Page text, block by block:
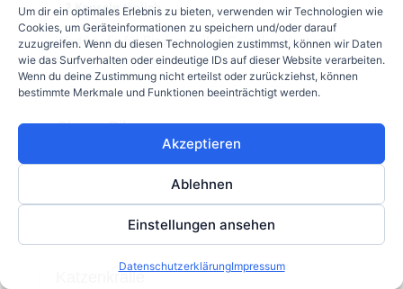
Um dir ein optimales Erlebnis zu bieten, verwenden wir Technologien wie
Cookies, um Geräteinformationen zu speichern und/oder darauf
zuzugreifen. Wenn du diesen Technologien zustimmst, können wir Daten
wie das Surfverhalten oder eindeutige IDs auf dieser Website verarbeiten.
Wenn du deine Zustimmung nicht erteilst oder zurückziehst, können
bestimmte Merkmale und Funktionen beeinträchtigt werden.
Akzeptieren
Ablehnen
Einstellungen ansehen
DatenschutzerklärungImpressum
2 Kapseln täglich
Wird häufig für Bindegewebe, Gelenke, Haut und
Regeneration genutzt.
Chaga Pilz
Kann antioxidativen Schutz, Immunsystem und
Katzenkralle